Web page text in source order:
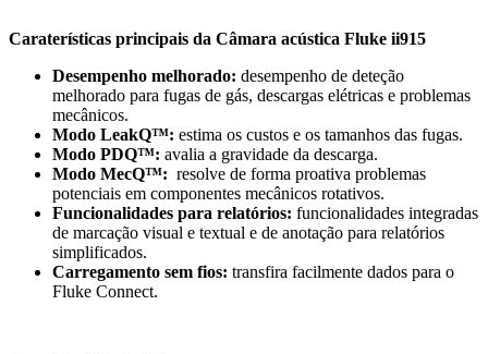
Caraterísticas principais da Câmara acústica Fluke ii915
Desempenho melhorado: desempenho de deteção
melhorado para fugas de gás, descargas elétricas e problemas
mecânicos.
Modo LeakQ™: estima os custos e os tamanhos das fugas.
Modo PDQ™: avalia a gravidade da descarga.
Modo MecQ™: resolve de forma proativa problemas
potenciais em componentes mecânicos rotativos.
Funcionalidades para relatórios: funcionalidades integradas
de marcação visual e textual e de anotação para relatórios
simplificados.
Carregamento sem fios: transfira facilmente dados para o
Fluke Connect.